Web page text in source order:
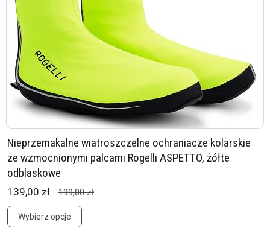
Nieprzemakalne wiatroszczelne ochraniacze kolarskie
ze wzmocnionymi palcami Rogelli ASPETTO, żółte
odblaskowe
139,00 zł 199,00 zł
Wybierz opcje